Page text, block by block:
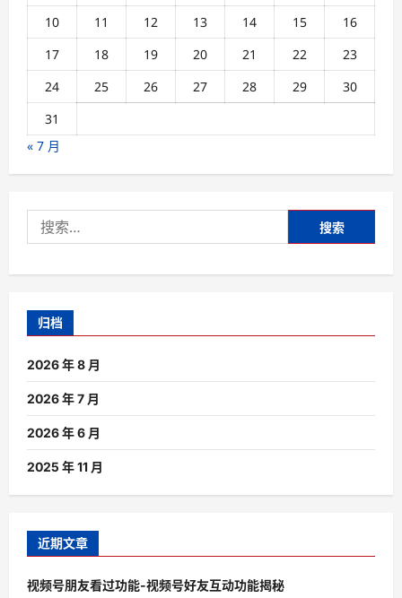
o
n
10
11 12 13 14 15
16
17
18 19 20 21 22
23
24
25 26 27 28 29
30
31
« 7 月
索：
归档
2026 年 8 月
2026 年 7 月
2026 年 6 月
2025 年 11 月
近期文章
视频号朋友看过功能-视频号好友互动功能揭秘